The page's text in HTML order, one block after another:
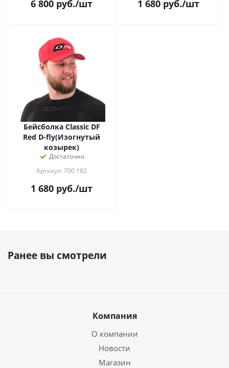
6 800 руб./шт 1 680 руб./шт
Бейсболка Classic DF
Red D-fly(Изогнутый
козырек)
Достаточно
Артикул: 700 182
1 680 руб./шт
Ранее вы смотрели
Компания
О компании
Новости
Магазин